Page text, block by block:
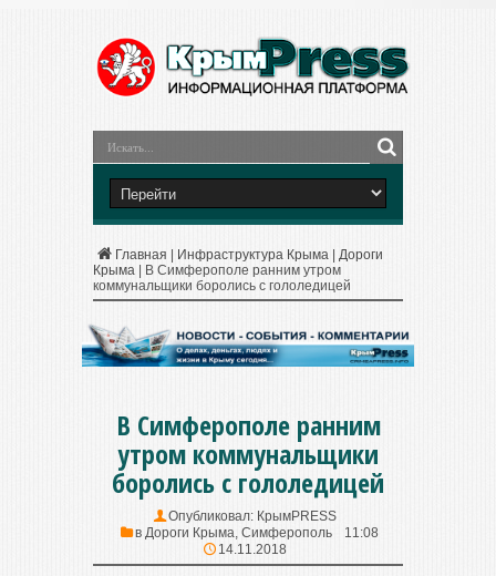
Главная Инфраструктура Крыма
Дороги
Крыма
В Симферополе ранним утром
коммунальщики боролись с гололедицей
В Симферополе ранним
утром коммунальщики
боролись с гололедицей
Опубликовал: КрымPRESS
в Дороги Крыма, Симферополь
11:08
14.11.2018